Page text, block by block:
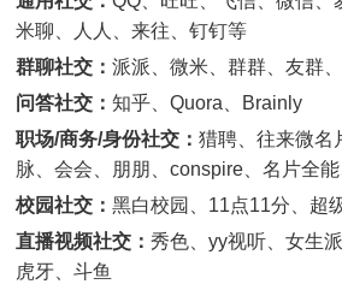
米聊、人人、来往、钉钉等
群聊社交： 派派、微米、群群、友群
问答社交： 知乎、Quora、Brainly
职场/商务/身份社交： 猎聘、往来微名
脉、会会、朋朋、conspire、名片全
校园社交： 黑白校园、11点11分、超
直播视频社交： 秀色、yy视听、女生
虎牙、斗鱼